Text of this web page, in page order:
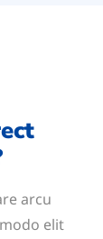
arcu
elit